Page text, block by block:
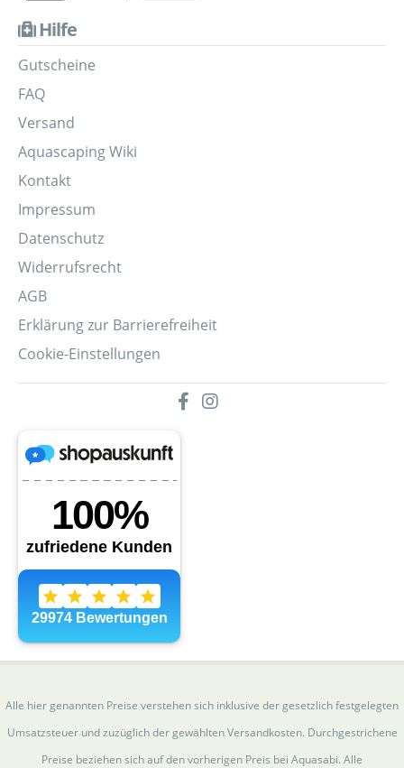
Hilfe
Gutscheine
FAQ
Versand
Aquascaping Wiki
Kontakt
Impressum
Datenschutz
Widerrufsrecht
AGB
Erklärung zur Barrierefreiheit
Cookie-Einstellungen
Alle hier genannten Preise verstehen sich inklusive der gesetzlich festgelegten
Umsatzsteuer und zuzüglich der gewählten Versandkosten. Durchgestrichene
Preise beziehen sich auf den vorherigen Preis bei Aquasabi. Alle